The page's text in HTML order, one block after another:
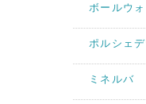
ボールウ
ポルシェ
ミネルバ